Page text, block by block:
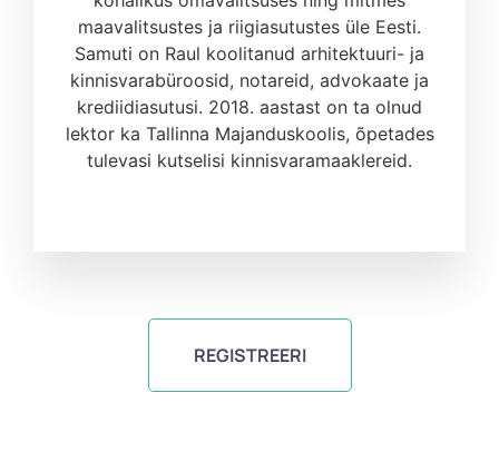
maavalitsustes ja riigiasutustes üle Eesti.
Samuti on Raul koolitanud arhitektuuri- ja
kinnisvarabüroosid, notareid, advokaate ja
krediidiasutusi. 2018. aastast on ta olnud
lektor ka Tallinna Majanduskoolis, õpetades
tulevasi kutselisi kinnisvaramaaklereid.
REGISTREERI